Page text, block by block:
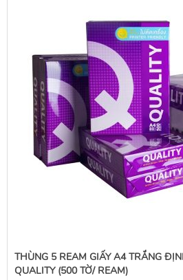
THÙNG 5 REAM GIẤY A4 TRẮNG
QUALITY (500 TỜ/ REAM)